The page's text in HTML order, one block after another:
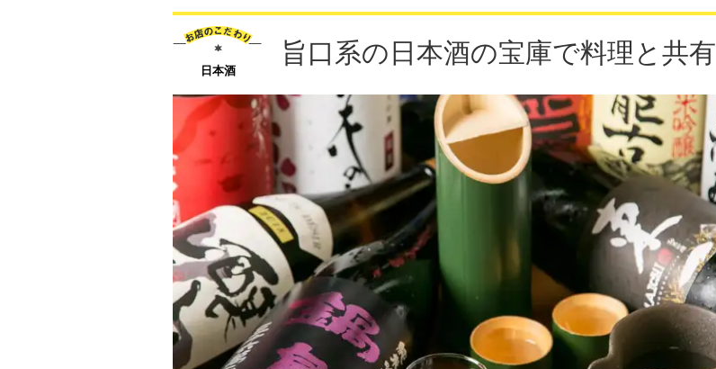
日本酒
旨口系の日本酒の宝庫で料理と共有